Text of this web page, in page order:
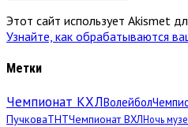
Этот сайт использует Akismet
Узнайте, как обрабатываются
Метки
Чемпионат КХЛВолейбол
ПучковаТНТЧемпионат ВХЛНочь